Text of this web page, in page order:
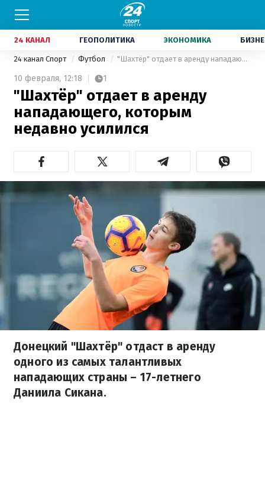
24 КАНАЛ ГЕОПОЛИТИКА ЭКОНОМИКА
24 канал Спорт Футбол "Шахтёр" отдает в аренду нападающего, которым недавно усилился
10 февраля, 12:18 1
"Шахтёр" отдает в аренду
нападающего, которым
недавно усилился
Донецкий "Шахтёр" отдаст в аренду
одного из самых талантливых
нападающих страны – 17-летнего
Даниила Сикана.